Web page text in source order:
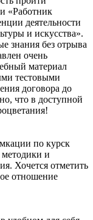
«Работник
деятельности
и искусства».
знания без отрыва
очень
материал
тестовыми
договора до
что в доступной
по курск
и
Хочется отметить
отношение